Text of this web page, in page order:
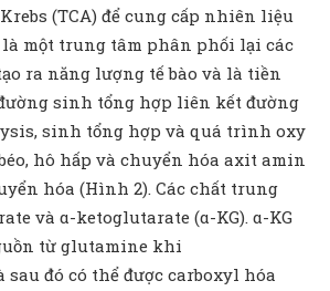
(TCA) để cung cấp nhiên liệu
là một trung tâm phân phối lại các
ra năng lượng tế bào và là tiền
sinh tổng hợp liên kết đường
sinh tổng hợp và quá trình oxy
hô hấp và chuyển hóa axit amin
hóa (Hình 2). Các chất trung
và α-ketoglutarate (α-KG). α-KG
từ glutamine khi
đó có thể được carboxyl hóa